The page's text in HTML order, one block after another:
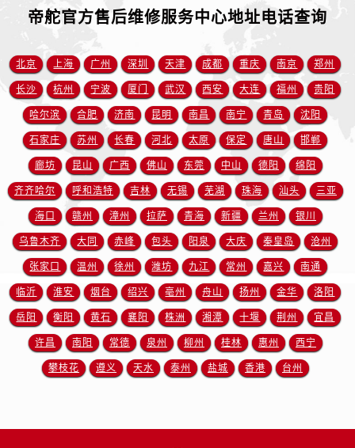
江苏省盐城市盐都区世纪大道5号盐城金融城写字楼1号楼16层1604室帝舵售后服务中心（需提前预约）
江西省抚州市临川区赣东大道帝舵售后服务中心（需提前预约）
江西省赣州市章贡区文清路帝舵售后服务中心（需提前预约）
江西省吉安市吉州区井冈山大道帝舵售后服务中心（需提前预约）
江西省景德镇市珠山区珠山中路帝舵售后服务中心（需提前预约）
江西省九江市浔阳区浔阳路帝舵售后服务中心（需提前预约）
江西省南昌市红谷滩新区红谷中大道998号绿地双子塔（中央广场）A1座办公楼14层1407室帝舵售后服务中心（需提前预约）
江西省萍乡市安源区萍安北大道与康庄路交叉口帝舵售后服务中心（需提前预约）
江西省上饶市信州区滨江西路帝舵售后服务中心（需提前预约）
江西省新余市渝水区北湖西路帝舵售后服务中心（需提前预约）
江西省宜春市袁州区中山中路帝舵售后服务中心（需提前预约）
江西省鹰潭市月湖区胜利东路帝舵售后服务中心（需提前预约）
山东省德州市德城区东风中路帝舵售后服务中心（需提前预约）
山东省东营市东营区济南路帝舵售后服务中心（需提前预约）
山东省临沂市兰山区解放路帝舵售后服务中心（需提前预约）
帝舵官方售后维修服务中心地址电话查询
北京 上海 广州 深圳 天津 成都 重庆 南京 郑州
长沙 杭州 宁波 厦门 武汉 西安 大连 福州 贵阳
哈尔滨 合肥 济南 昆明 南昌 南宁 青岛 沈阳
石家庄 苏州 长春 河北 太原 保定 唐山 邯郸
廊坊 昆山 广西 佛山 东莞 中山 德阳 绵阳
齐齐哈尔 呼和浩特 吉林 无锡 芜湖 珠海 汕头 三亚
海口 赣州 漳州 拉萨 青海 新疆 兰州 银川
乌鲁木齐 大同 赤峰 包头 阳泉 大庆 秦皇岛 沧州
张家口 温州 徐州 潍坊 九江 常州 嘉兴 南通
临沂 淮安 烟台 绍兴 亳州 舟山 扬州 金华 洛阳
岳阳 衡阳 黄石 襄阳 株洲 湘潭 十堰 荆州 宜昌
许昌 南阳 常德 泉州 柳州 桂林 惠州 西宁
攀枝花 遵义 天水 泰州 盐城 香港 台州